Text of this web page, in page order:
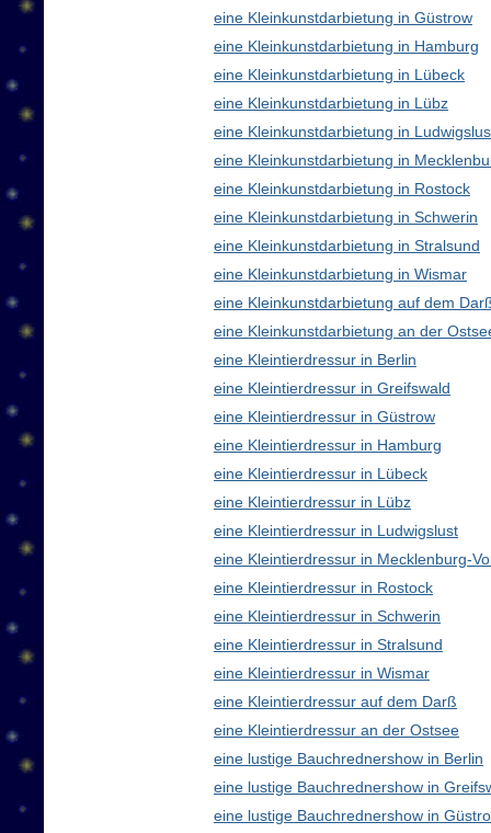
eine Kleinkunstdarbietung in Güstrow
eine Kleinkunstdarbietung in Hamburg
eine Kleinkunstdarbietung in Lübeck
eine Kleinkunstdarbietung in Lübz
eine Kleinkunstdarbietung in
eine Kleinkunstdarbietung in
eine Kleinkunstdarbietung in Rostock
eine Kleinkunstdarbietung in Schwerin
eine Kleinkunstdarbietung in Stralsund
eine Kleinkunstdarbietung in Wismar
eine Kleinkunstdarbietung auf dem
eine Kleinkunstdarbietung an der
eine Kleintierdressur in Berlin
eine Kleintierdressur in Greifswald
eine Kleintierdressur in Güstrow
eine Kleintierdressur in Hamburg
eine Kleintierdressur in Lübeck
eine Kleintierdressur in Lübz
eine Kleintierdressur in Ludwigslust
eine Kleintierdressur in Mecklenburg-
eine Kleintierdressur in Rostock
eine Kleintierdressur in Schwerin
eine Kleintierdressur in Stralsund
eine Kleintierdressur in Wismar
eine Kleintierdressur auf dem Darß
eine Kleintierdressur an der Ostsee
eine lustige Bauchrednershow in Berlin
eine lustige Bauchrednershow in
eine lustige Bauchrednershow in